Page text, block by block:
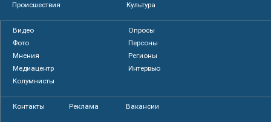
Происшествия
Культура
Видео
Опросы
Фото
Персоны
Мнения
Регионы
Медиацентр
Интервью
Колумнисты
Контакты Реклама Вакансии